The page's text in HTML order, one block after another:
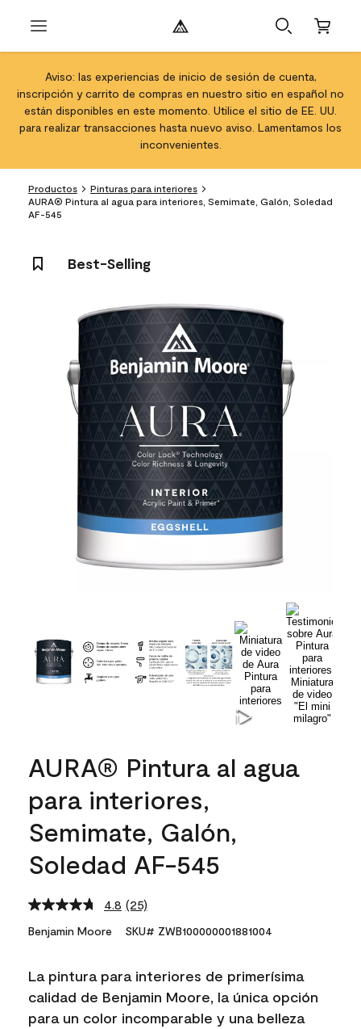
Aviso: las experiencias de inicio de sesión de cuenta,
inscripción y carrito de compras en nuestro sitio en español no
están disponibles en este momento. Utilice el sitio de EE. UU.
para realizar transacciones hasta nuevo aviso. Lamentamos los
inconvenientes.
Productos
Pinturas para interiores
AURA® Pintura al agua para interiores, Semimate, Galón, Soledad
AF-545
Best-Selling
AURA® Pintura al agua
para interiores,
Semimate, Galón,
Soledad AF-545
4.8 Read
25
Reviews.
link.
(25)
Benjamin Moore SKU# ZWB100000001881004
La pintura para interiores de primerísima
calidad de Benjamin Moore, la única opción
para un color incomparable y una belleza